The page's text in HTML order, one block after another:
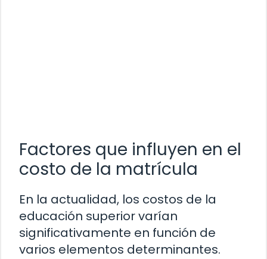
Factores que influyen en el
costo de la matrícula
En la actualidad, los costos de la
educación superior varían
significativamente en función de
varios elementos determinantes.